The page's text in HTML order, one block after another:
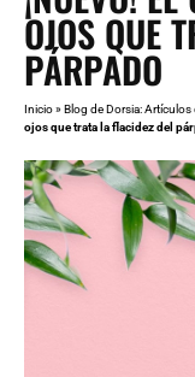
OJOS QUE
PÁRPADO
Inicio»Blog de Dorsia: Artículos
ojos que trata la flacidez del